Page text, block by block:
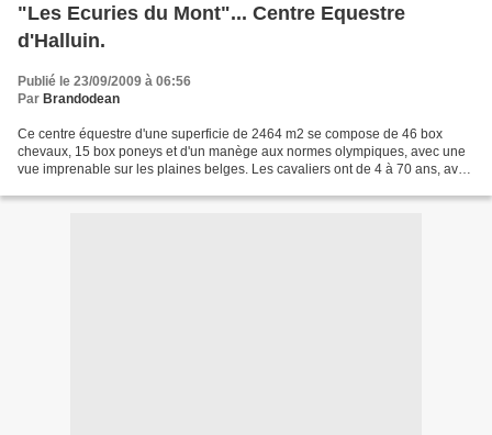
"Les Ecuries du Mont"... Centre Equestre
d'Halluin.
Publié le 23/09/2009 à 06:56
Par Brandodean
Ce centre équestre d'une superficie de 2464 m2 se compose de 46 box
chevaux, 15 box poneys et d'un manège aux normes olympiques, avec une
vue imprenable sur les plaines belges. Les cavaliers ont de 4 à 70 ans, avec